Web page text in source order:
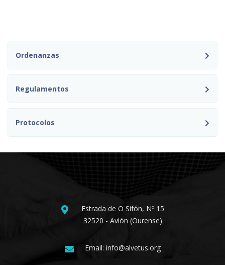
Ordenanzas
Regulamentos
Protocolos
Estrada de O Sifón, Nº 15
32520 - Avión (Ourense)
Email: info@alvetus.org